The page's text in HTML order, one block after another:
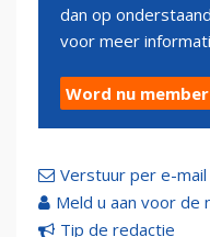
dan op
voor meer
Word nu member
Verstuur per e-mail
Meld u aan voor de
Tip de redactie